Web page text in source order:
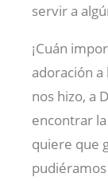
servir a
¡Cuán
adoración
nos hizo, a
encontrar
quiere que
pudiéramos